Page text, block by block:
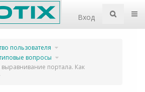
Вход
пользователя Переключите
дерево
иерархии
Руководство
пользователя.
вопросы Переключите
дерево
иерархии
15.
Ответы
на
типовые
портала. Как